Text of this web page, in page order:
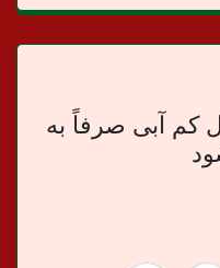
آبی صرفاً به